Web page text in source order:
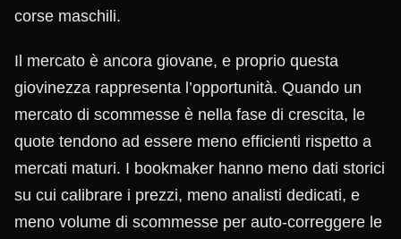
corse maschili.
Il mercato è ancora giovane, e proprio questa
giovinezza rappresenta l’opportunità. Quando un
mercato di scommesse è nella fase di crescita, le
quote tendono ad essere meno efficienti rispetto a
mercati maturi. I bookmaker hanno meno dati storici
su cui calibrare i prezzi, meno analisti dedicati, e
meno volume di scommesse per auto-correggere le